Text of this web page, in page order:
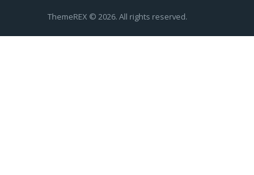
ThemeREX © 2026. All rights reserved.